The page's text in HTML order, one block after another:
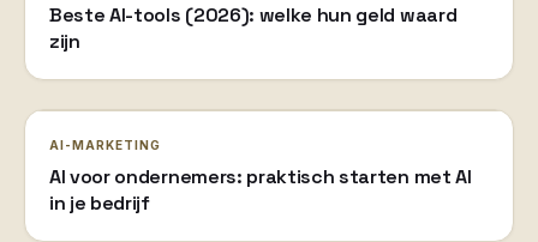
Beste AI-tools (2026): welke hun geld waard
zijn
AI-MARKETING
AI voor ondernemers: praktisch starten met AI
in je bedrijf